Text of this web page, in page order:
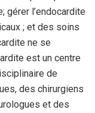
gérer l’endocardite
; et des soins
ne se
est un centre
de
des chirurgiens
et des